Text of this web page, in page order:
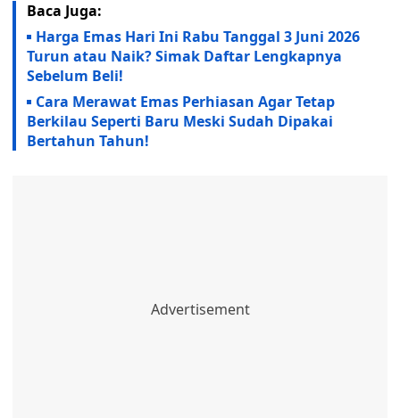
Baca Juga:
Harga Emas Hari Ini Rabu Tanggal 3 Juni 2026
Turun atau Naik? Simak Daftar Lengkapnya
Sebelum Beli!
Cara Merawat Emas Perhiasan Agar Tetap
Berkilau Seperti Baru Meski Sudah Dipakai
Bertahun Tahun!